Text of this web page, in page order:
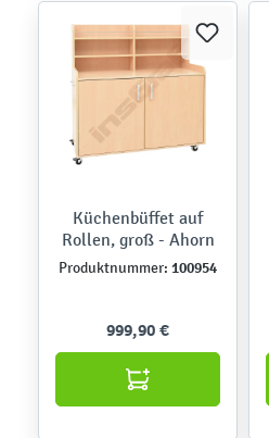
Küchenbüffet auf
Rollen, groß - Ahorn
Produktnummer: 100954
999,90 €